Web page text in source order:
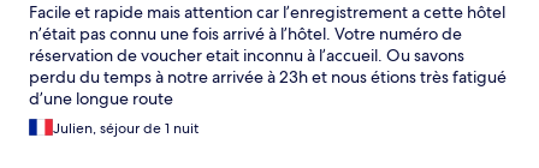
Facile et rapide mais attention car l’enregistrement a cette hôtel
n’était pas connu une fois arrivé à l’hôtel. Votre numéro de
réservation de voucher etait inconnu à l’accueil. Ou savons
perdu du temps à notre arrivée à 23h et nous étions très fatigué
d’une longue route
Julien, séjour de 1 nuit